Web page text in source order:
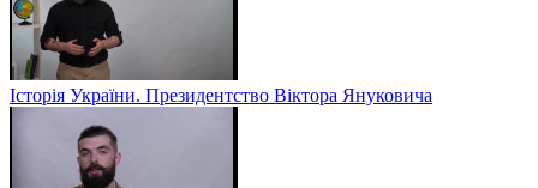
Історія України. Президентство Віктора Януковича